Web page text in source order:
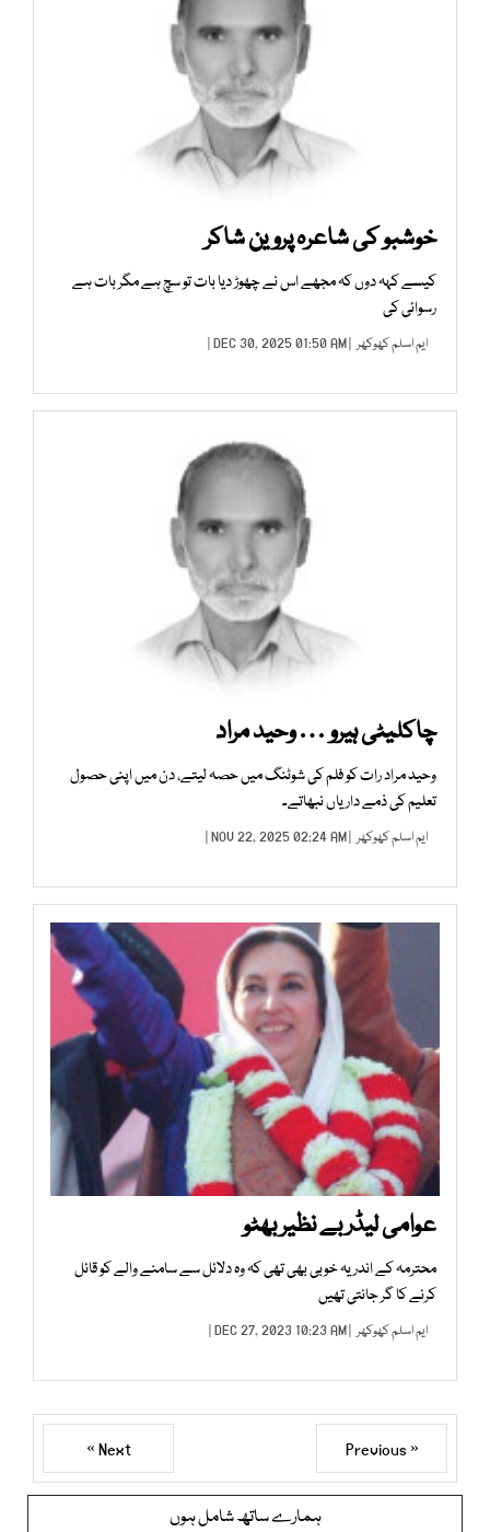
خوشبو کی شاعرہ پروین شاکر
کیسے کہہ دوں کہ مجھے اس نے چھوڑ دیا بات تو سچ ہے مگر بات ہے
رسوائی کی
ایم اسلم کھوکھر | DEC 30, 2025 01:50 AM |
چاکلیٹی ہیرو … وحید مراد
وحید مراد رات کو فلم کی شوٹنگ میں حصہ لیتے، دن میں اپنی حصول
تعلیم کی ذمے داریاں نبھاتے۔
ایم اسلم کھوکھر | NOV 22, 2025 02:24 AM |
عوامی لیڈر بے نظیر بھٹو
محترمہ کے اندر یہ خوبی بھی تھی کہ وہ دلائل سے سامنے والے کو قائل
کرنے کا گر جانتی تھیں
ایم اسلم کھوکھر | DEC 27, 2023 10:23 AM |
« Previous
Next »
ہمارے ساتھ شامل ہوں